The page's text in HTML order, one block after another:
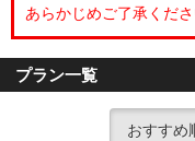
あらかじめご了承くださ
プラン一覧
おすすめ